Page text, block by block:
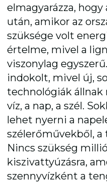
elmagyarázza,
után, amikor az
szüksége volt
értelme, mivel a
viszonylag
indokolt, mivel új,
technológiák állnak
víz, a nap, a szél.
lehet nyerni a
szélerőművekből, a
Nincs szükség
kiszivattyúzásra,
szennyvízként a